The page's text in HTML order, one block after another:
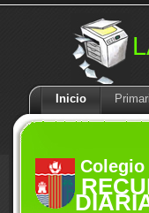
Inicio
Colegio